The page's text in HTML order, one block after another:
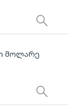
მოლარე